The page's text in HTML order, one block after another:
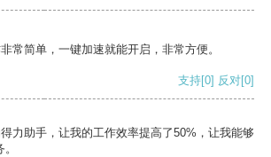
常简单，一键加速就能开启，非常方便。
支持[0] 反对[0]
力助手，让我的工作效率提高了50%，让我能够